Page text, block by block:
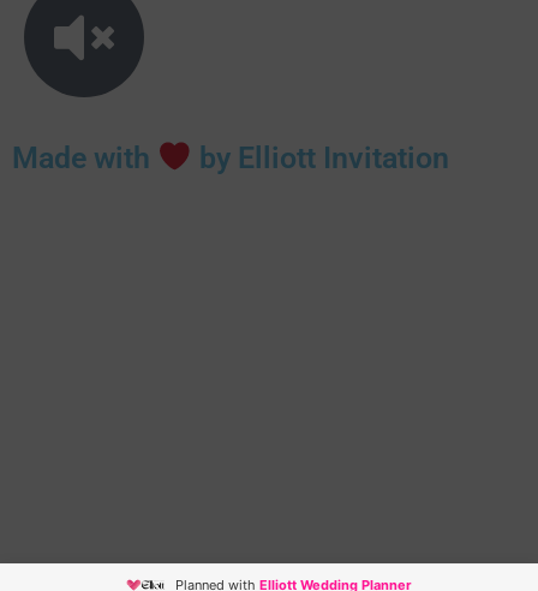
Made with by Elliott Invitation
Planned with Elliott Wedding Planner